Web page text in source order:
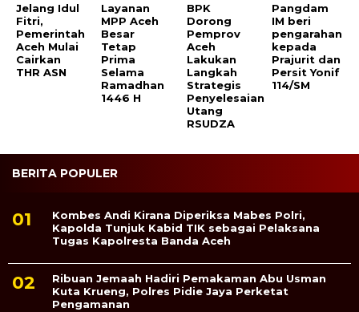
Jelang Idul
Fitri,
Pemerintah
Aceh Mulai
Cairkan
THR ASN
Layanan
MPP Aceh
Besar
Tetap
Prima
Selama
Ramadhan
1446 H
BPK
Dorong
Pemprov
Aceh
Lakukan
Langkah
Strategis
Penyelesaian
Utang
RSUDZA
Pangdam
IM beri
pengarahan
kepada
Prajurit dan
Persit Yonif
114/SM
BERITA POPULER
Kombes Andi Kirana Diperiksa Mabes Polri,
Kapolda Tunjuk Kabid TIK sebagai Pelaksana
Tugas Kapolresta Banda Aceh
Ribuan Jemaah Hadiri Pemakaman Abu Usman
Kuta Krueng, Polres Pidie Jaya Perketat
Pengamanan